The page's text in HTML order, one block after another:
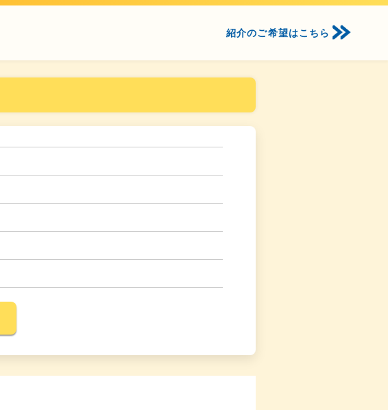
紹介のご希望はこちら